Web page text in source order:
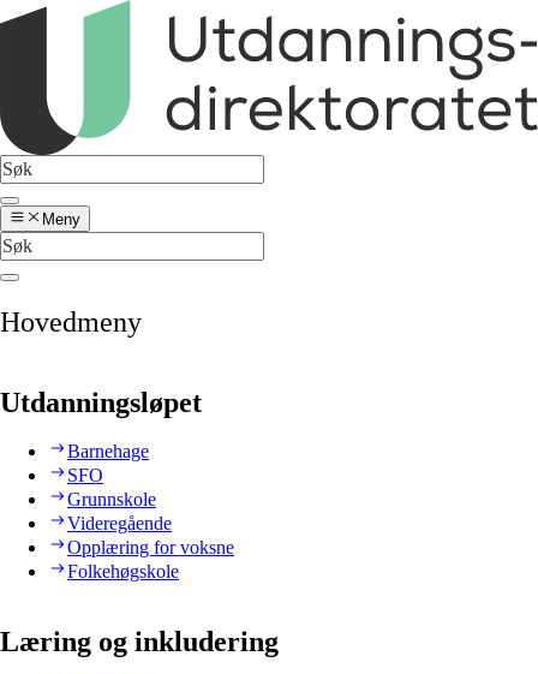
Meny
Hovedmeny
Utdanningsløpet
Barnehage
SFO
Grunnskole
Videregående
Opplæring for voksne
Folkehøgskole
Læring og inkludering